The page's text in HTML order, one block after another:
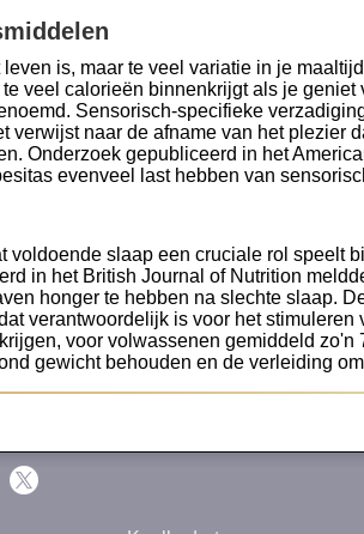
is, maar te veel variatie in je
veel calorieën binnenkrijgt als je
Sensorisch-specifieke
verwijst naar de afname van het plezier
Onderzoek gepubliceerd in het
evenveel last hebben van
voldoende slaap een cruciale rol speelt
in het British Journal of Nutrition
honger te hebben na slechte slaap.
verantwoordelijk is voor het
voor volwassenen gemiddeld
gewicht behouden en de verleiding